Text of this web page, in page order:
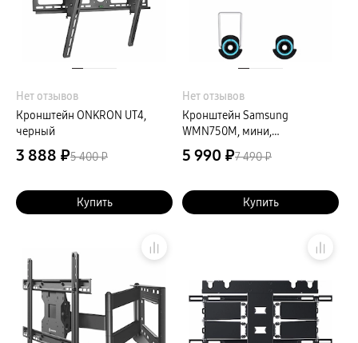
Кронштейны
Рамки
Мультимедиа
Беспроводные наушники
Проводные наушники
Наушники с шумоподавлением
TWS наушники
Акустические системы
пвз
Аксессуары
Поисковые трекеры
Чехлы
Зарядные устройства
Карты памяти и флэш-накопители
Автомобильные держатели
Внешние аккумуляторы
Стилусы
Ремешки для часов
Аксессуары для телевизоров
Нет отзывов
Кронштейн ONKRON UT4,
черный
3 888 ₽5 400 ₽
Купить
Нет отзывов
Кронштейн Samsung
WMN750M, мини,
фиксированный для ТВ 32-65"
5 990 ₽7 490 ₽
Купить